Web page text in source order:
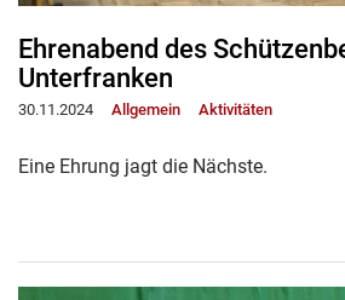
Ehrenabend des
Unterfranken
30.11.2024 Allgemein Aktivitäten
Eine Ehrung jagt die Nächste.